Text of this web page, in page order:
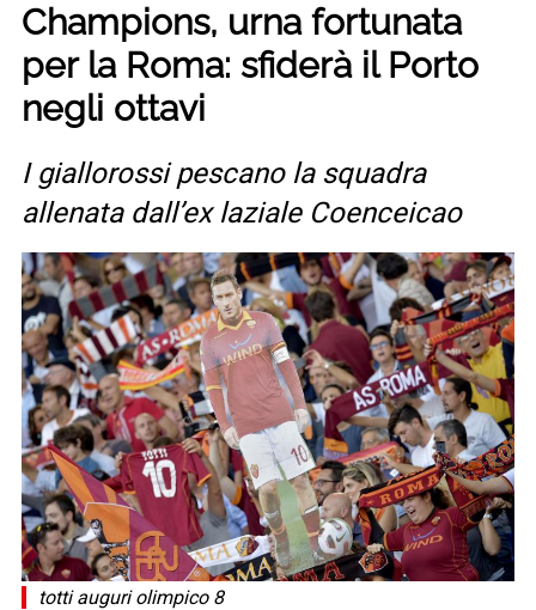
Champions, urna fortunata
per la Roma: sfiderà il Porto
negli ottavi
I giallorossi pescano la squadra
allenata dall’ex laziale Coenceicao
totti auguri olimpico 8